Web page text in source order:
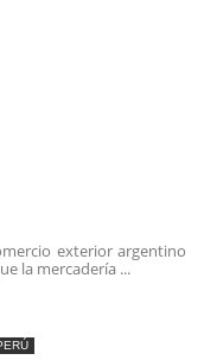
exterior argentino
la mercadería ...